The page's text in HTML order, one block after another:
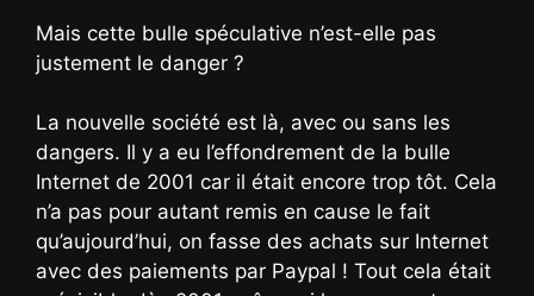
Mais cette bulle spéculative n’est-elle pas
justement le danger ?
La nouvelle société est là, avec ou sans les
dangers. Il y a eu l’effondrement de la bulle
Internet de 2001 car il était encore trop tôt. Cela
n’a pas pour autant remis en cause le fait
qu’aujourd’hui, on fasse des achats sur Internet
avec des paiements par Paypal ! Tout cela était